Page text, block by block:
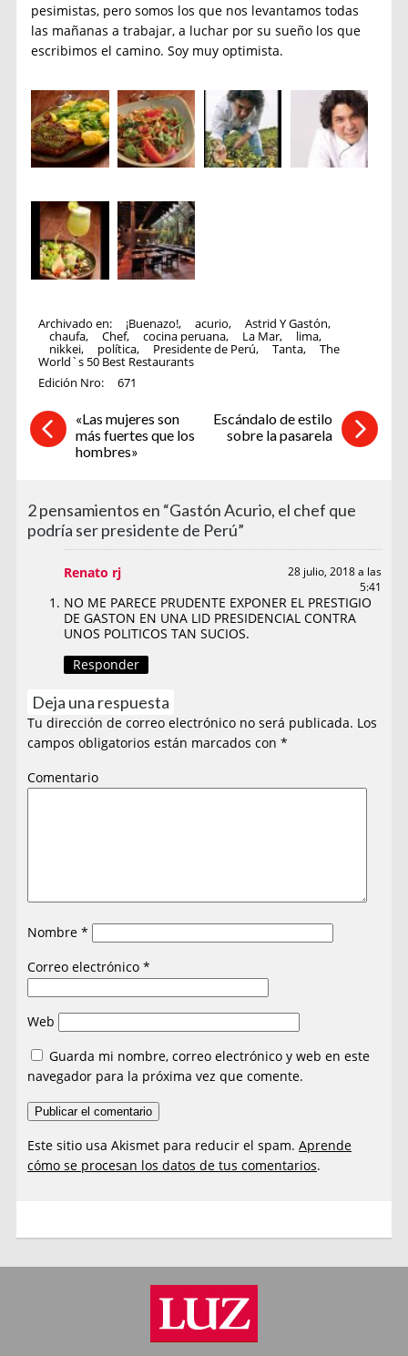
pesimistas, pero somos los que nos levantamos todas
las mañanas a trabajar, a luchar por su sueño los que
escribimos el camino. Soy muy optimista.
Archivado en: ¡Buenazo!, acurio, Astrid Y Gastón,
chaufa, Chef, cocina peruana, La Mar, lima,
nikkei, política, Presidente de Perú, Tanta, The
World`s 50 Best Restaurants
Edición Nro:
671
«Las mujeres son
más fuertes que los
hombres»
Escándalo de estilo
sobre la pasarela
2 pensamientos en “Gastón Acurio, el chef que
podría ser presidente de Perú”
Renato rj
28 julio, 2018 a las
5:41
NO ME PARECE PRUDENTE EXPONER EL PRESTIGIO
DE GASTON EN UNA LID PRESIDENCIAL CONTRA
UNOS POLITICOS TAN SUCIOS.
Responder
Deja una respuesta
Tu dirección de correo electrónico no será publicada. Los
campos obligatorios están marcados con*
Comentario
Nombre*
Correo electrónico*
Web
Guarda mi nombre, correo electrónico y web en este
navegador para la próxima vez que comente.
Este sitio usa Akismet para reducir el spam.Aprende
cómo se procesan los datos de tus comentarios.